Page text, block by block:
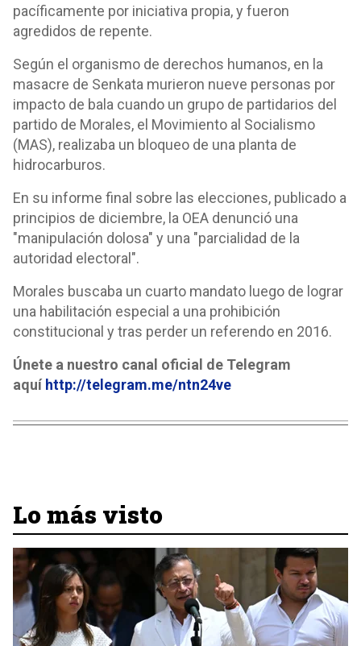
pacíficamente por iniciativa propia, y fueron
agredidos de repente.
Según el organismo de derechos humanos, en la
masacre de Senkata murieron nueve personas por
impacto de bala cuando un grupo de partidarios del
partido de Morales, el Movimiento al Socialismo
(MAS), realizaba un bloqueo de una planta de
hidrocarburos.
En su informe final sobre las elecciones, publicado a
principios de diciembre, la OEA denunció una
"manipulación dolosa" y una "parcialidad de la
autoridad electoral".
Morales buscaba un cuarto mandato luego de lograr
una habilitación especial a una prohibición
constitucional y tras perder un referendo en 2016.
Únete a nuestro canal oficial de Telegram
aquí http://telegram.me/ntn24ve
Lo más visto